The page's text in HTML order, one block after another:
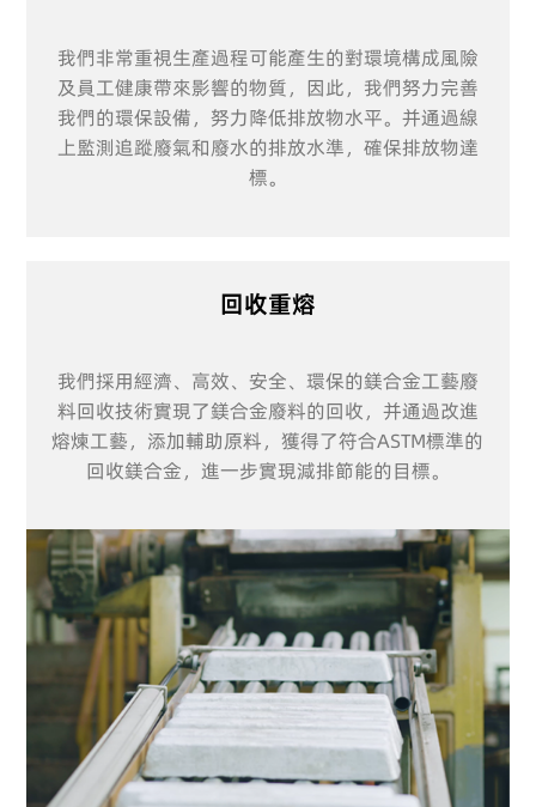
我們非常重視生產過程可能產生的對環境構成風險
及員工健康帶來影響的物質，因此，我們努力完善
我們的環保設備，努力降低排放物水平。并通過線
上監測追蹤廢氣和廢水的排放水準，確保排放物達
標。
回收重熔
我們採用經濟、高效、安全、環保的鎂合金工藝廢
料回收技術實現了鎂合金廢料的回收，并通過改進
熔煉工藝，添加輔助原料，獲得了符合ASTM標準的
回收鎂合金，進一步實現減排節能的目標。